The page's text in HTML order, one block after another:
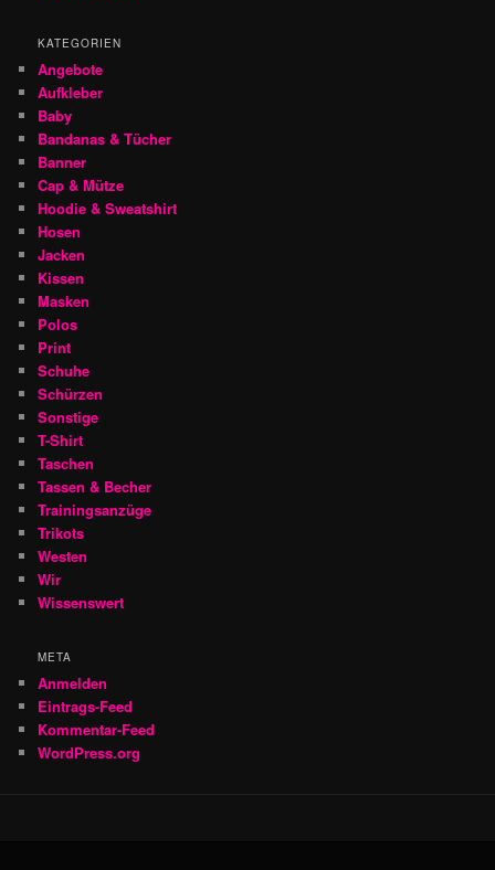
KATEGORIEN
Angebote
Aufkleber
Baby
Bandanas & Tücher
Banner
Cap & Mütze
Hoodie & Sweatshirt
Hosen
Jacken
Kissen
Masken
Polos
Print
Schuhe
Schürzen
Sonstige
T-Shirt
Taschen
Tassen & Becher
Trainingsanzüge
Trikots
Westen
Wir
Wissenswert
META
Anmelden
Eintrags-Feed
Kommentar-Feed
WordPress.org